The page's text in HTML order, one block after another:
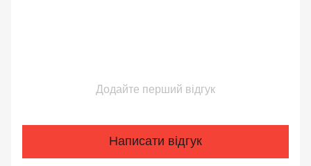
Додайте перший відгук
Написати відгук